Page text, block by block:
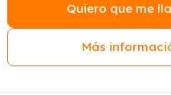
Quiero que me
Más